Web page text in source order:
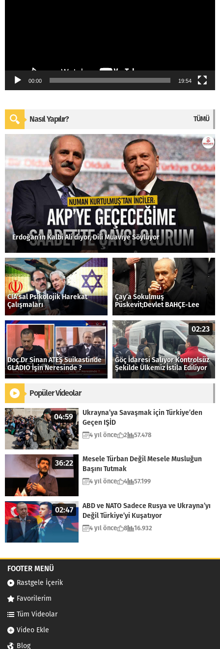
00:00 19:54
Nasıl Yapılır? TÜMÜ
Erdoğan’ın Kalbi Ali diyor, Dili Muaviye Söylüyor
CIA’sal Psikolojik Harekat
Çalışmaları
Çay’a Sokulmuş
Püskevit;Devlet BAHÇE-Lee
Doç.Dr Sinan ATEŞ Suikastinde
GLADIO İşin Neresinde ?
02:23
Göç İdaresi Salıyor Kontrolsüz
Şekilde Ülkemiz İstila Ediliyor
Popüler Videolar
04:59
Ukrayna’ya Savaşmak için Türkiye’den
Geçen IŞİD
4 yıl önce 2 57.478
36:22
Mesele Türban Değil Mesele Musluğun
Başını Tutmak
4 yıl önce 4 57.199
02:47
ABD ve NATO Sadece Rusya ve Ukrayna’yı
Değil Türkiye’yi Kuşatıyor
4 yıl önce 8 16.932
FOOTER MENÜ
Rastgele İçerik
Favorilerim
Tüm Videolar
Video Ekle
Blog